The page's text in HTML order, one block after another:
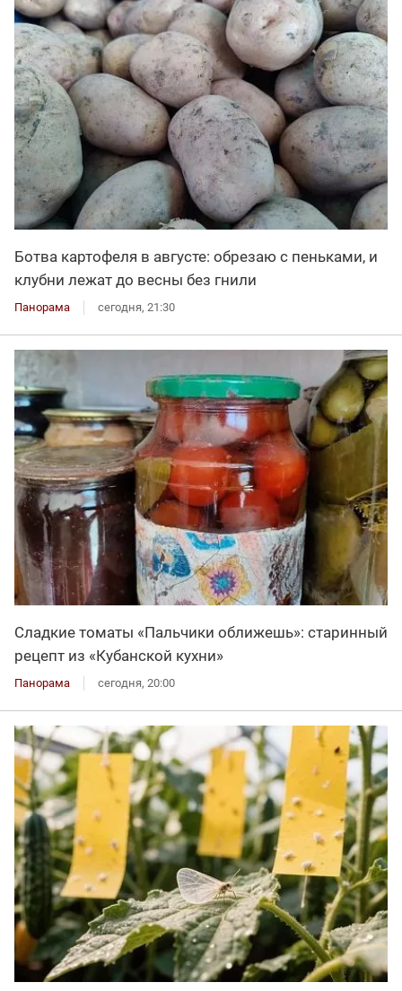
Ботва картофеля в августе: обрезаю с пеньками, и
клубни лежат до весны без гнили
Панорама сегодня, 21:30
Сладкие томаты «Пальчики оближешь»: старинный
рецепт из «Кубанской кухни»
Панорама сегодня, 20:00